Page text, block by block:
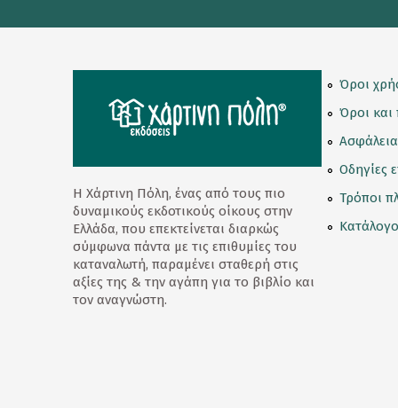
Κούπες
Λούτρινα Κουκλάκια
Μαγνητάκια
Μπρελόκ
Ομπρέλες
Παγούρι - Θερμός
Η Χάρτινη Πόλη, ένας από τους πιο
δυναμικούς εκδοτικούς οίκους στην
Ελλάδα, που επεκτείνεται διαρκώς
σύμφωνα πάντα με τις επιθυμίες του
καταναλωτή, παραμένει σταθερή στις
αξίες της & την αγάπη για το βιβλίο και
τον αναγνώστη.
Όροι
Όροι και
Οδηγίες
Τρόποι